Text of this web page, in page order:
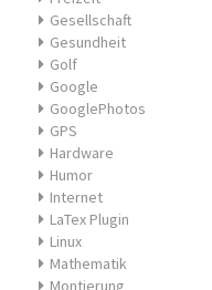
Gesellschaft
Gesundheit
Golf
Google
GooglePhotos
GPS
Hardware
Humor
Internet
LaTex Plugin
Linux
Mathematik
Montierung